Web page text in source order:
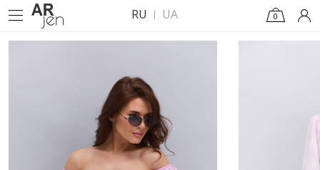
RU UA 0